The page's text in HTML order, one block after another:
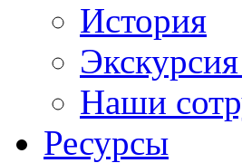
История
Наши
Ресурсы